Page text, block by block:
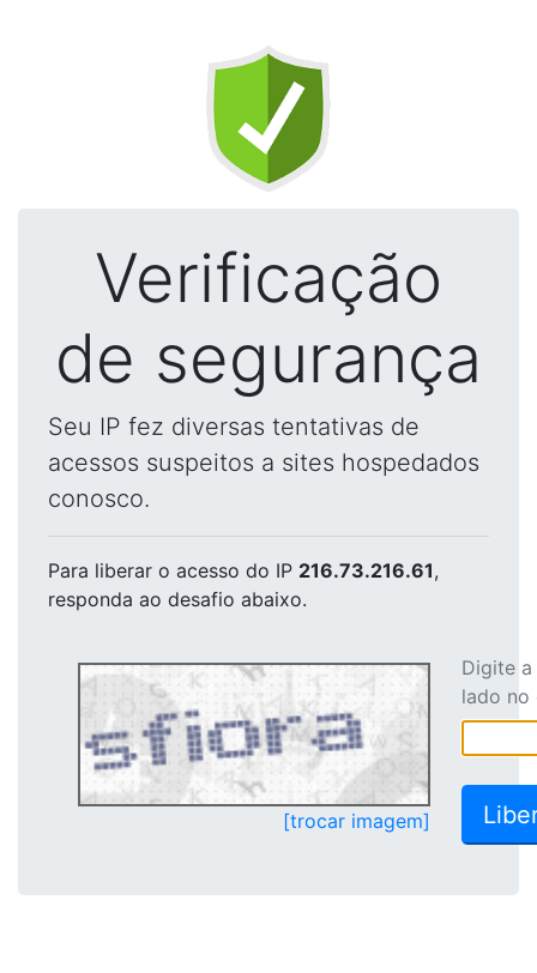
Verificação
de segurança
Seu IP fez diversas tentativas de
acessos suspeitos a sites hospedados
conosco.
Para liberar o acesso do IP 216.73.216.61,
responda ao desafio abaixo.
[trocar imagem]
Digite
lado no